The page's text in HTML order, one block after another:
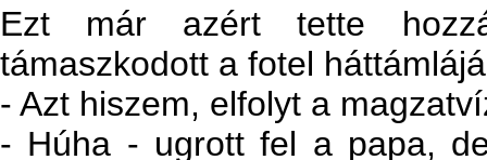
Ezt már azért tette
támaszkodott a fotel
- Azt hiszem, elfolyt a
- Húha - ugrott fel a papa,